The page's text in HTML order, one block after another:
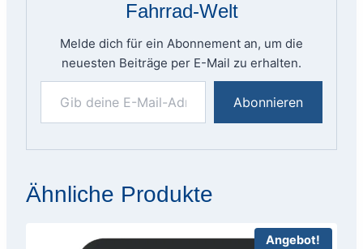
Fahrrad-Welt
Melde dich für ein Abonnement an, um die
neuesten Beiträge per E-Mail zu erhalten.
Gib deine E-Mail-Adresse ein ...
Abonnieren
Ähnliche Produkte
Angebot!